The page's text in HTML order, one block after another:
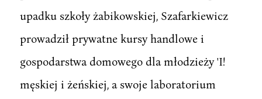
upadku szkoły żabikowskiej, Szafarkiewicz
prowadził prywatne kursy handlowe i
gospodarstwa domowego dla młodzieży 'I!
męskiej i żeńskiej, a swoje laboratorium